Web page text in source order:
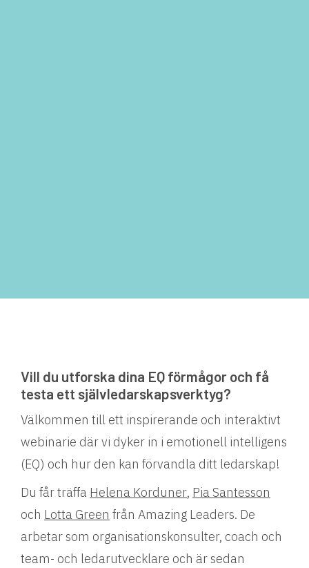
Vill du utforska dina EQ förmågor och få
testa ett självledarskapsverktyg?
Välkommen till ett inspirerande och interaktivt
webinarie där vi dyker in i emotionell intelligens
(EQ) och hur den kan förvandla ditt ledarskap!
Du får träffa Helena Korduner, Pia Santesson
och Lotta Green från Amazing Leaders. De
arbetar som organisationskonsulter, coach och
team- och ledarutvecklare och är sedan